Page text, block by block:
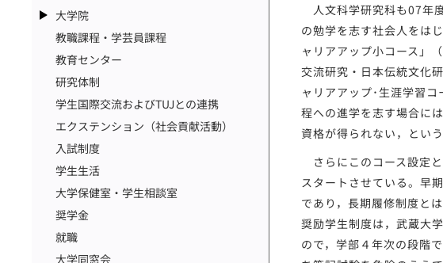
大学院
教職課程・学芸員課程
教育センター
研究体制
学生国際交流およびTUJとの連携
エクステンション（社会貢献活動）
入試制度
学生生活
大学保健室・学生相談室
奨学金
就職
大学同窓会
人文科学研究科も07年
の勉学を志す社会人をは
ャリアアップ小コース」
交流研究・日本伝統文化
ャリアアップ･生涯学習
程への進学を志す場合に
資格が得られない，という
さらにこのコース設定
スタートさせている。早
であり，長期履修制度と
奨励学生制度は，武蔵大
ので，学部４年次の段階